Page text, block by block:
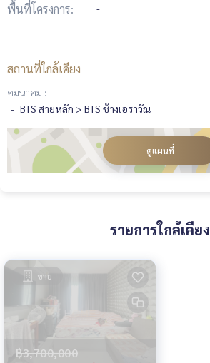
พื้นที่โครงการ: -
สถานที่ใกล้เคียง
คมนาคม :
BTS สายหลัก > BTS ช้างเอราวัณ
ดูแผนที่
รายการใกล้เคียง
ขาย
฿3,700,000